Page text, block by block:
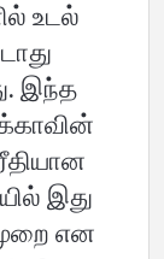
உடல்
இந்த
இது
என